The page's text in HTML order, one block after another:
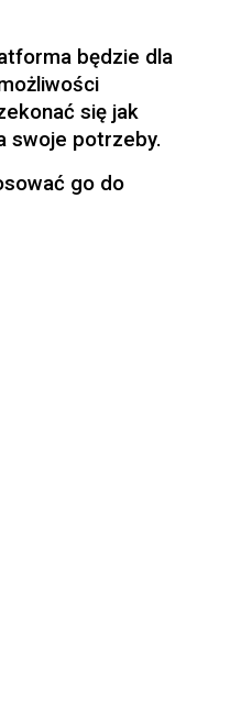
będzie dla
się jak
swoje potrzeby.
go do